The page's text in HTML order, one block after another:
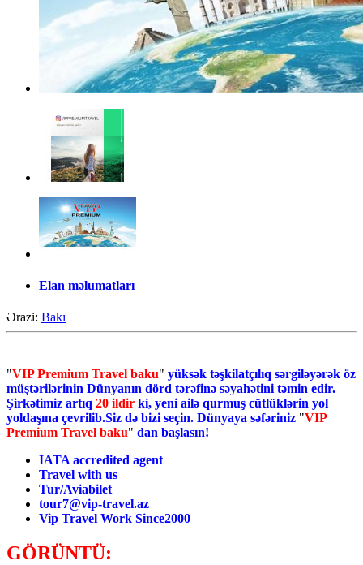
Elan məlumatları
Ərazi: Bakı
"VIP Premium Travel baku" yüksək təşkilatçılıq sərgiləyərək öz
müştərilərinin Dünyanın dörd tərəfinə səyahətini təmin edir.
Şirkətimiz artıq 20 ildir ki, yeni ailə qurmuş cütlüklərin yol
yoldaşına çevrilib.Siz də bizi seçin. Dünyaya səfəriniz "VIP
Premium Travel baku" dan başlasın!
IATA accredited agent
Travel with us
Tur/Aviabilet
tour7@vip-travel.az
Vip Travel Work Since2000
GÖRÜNTÜ: